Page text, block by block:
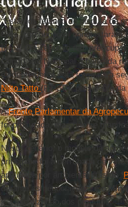
“Estamos falando de disputa de
Eles [agronegócio] conquistaram
força. O Executivo tem
Congresso Nacional a bancada
evidentemente esta força para
Nilto Tatto(PT-SP), presidente
AFrente Parlamentar da
foi procurada, mas não se
Neste cenário, o modelo da
principais foi a derrubada de
apelidada por ambientalistas de “
durante as negociações, e o
e a fiscalização dos produtos.